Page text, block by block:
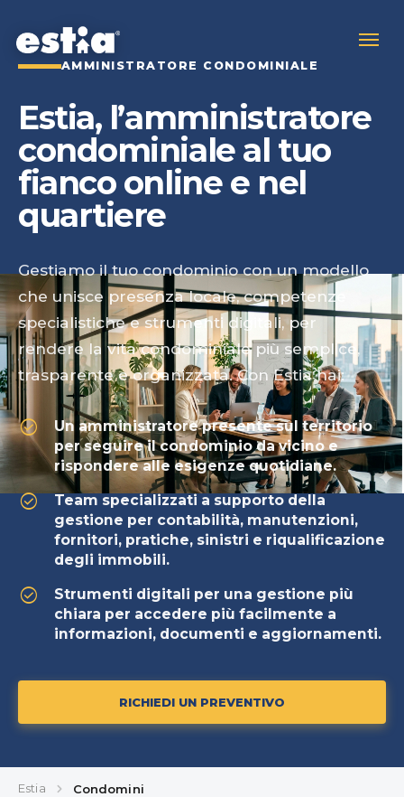
AMMINISTRATORE CONDOMINIALE
Estia, l’amministratore
condominiale al tuo
fianco online e nel
quartiere
Gestiamo il tuo condominio con un modello
che unisce presenza locale, competenze
specialistiche e strumenti digitali, per
rendere la vita condominiale più semplice,
trasparente e organizzata. Con Estia hai:
check_circle
Un amministratore presente sul territorio
per seguire il condominio da vicino e
rispondere alle esigenze quotidiane.
check_circle
Team specializzati a supporto della
gestione per contabilità, manutenzioni,
fornitori, pratiche, sinistri e riqualificazione
degli immobili.
check_circle
Strumenti digitali per una gestione più
chiara per accedere più facilmente a
informazioni, documenti e aggiornamenti.
RICHIEDI UN PREVENTIVO
Estia Condomini